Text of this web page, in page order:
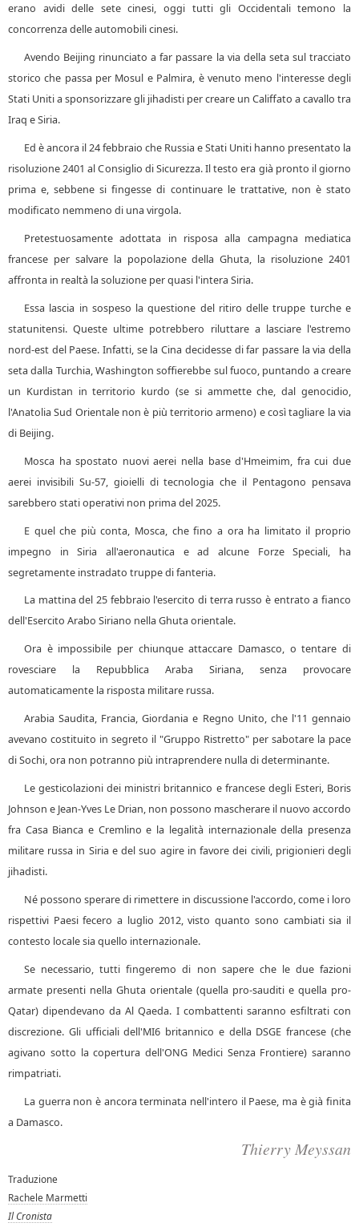
erano avidi delle sete cinesi, oggi tutti gli Occidentali temono la
concorrenza delle automobili cinesi.
Avendo Beijing rinunciato a far passare la via della seta sul tracciato
storico che passa per Mosul e Palmira, è venuto meno l'interesse degli
Stati Uniti a sponsorizzare gli jihadisti per creare un Califfato a cavallo tra
Iraq e Siria.
Ed è ancora il 24 febbraio che Russia e Stati Uniti hanno presentato la
risoluzione 2401 al Consiglio di Sicurezza. Il testo era già pronto il giorno
prima e, sebbene si fingesse di continuare le trattative, non è stato
modificato nemmeno di una virgola.
Pretestuosamente adottata in risposa alla campagna mediatica
francese per salvare la popolazione della Ghuta, la risoluzione 2401
affronta in realtà la soluzione per quasi l'intera Siria.
Essa lascia in sospeso la questione del ritiro delle truppe turche e
statunitensi. Queste ultime potrebbero riluttare a lasciare l'estremo
nord-est del Paese. Infatti, se la Cina decidesse di far passare la via della
seta dalla Turchia, Washington soffierebbe sul fuoco, puntando a creare
un Kurdistan in territorio kurdo (se si ammette che, dal genocidio,
l'Anatolia Sud Orientale non è più territorio armeno) e così tagliare la via
di Beijing.
Mosca ha spostato nuovi aerei nella base d'Hmeimim, fra cui due
aerei invisibili Su-57, gioielli di tecnologia che il Pentagono pensava
sarebbero stati operativi non prima del 2025.
E quel che più conta, Mosca, che fino a ora ha limitato il proprio
impegno in Siria all'aeronautica e ad alcune Forze Speciali, ha
segretamente instradato truppe di fanteria.
La mattina del 25 febbraio l'esercito di terra russo è entrato a fianco
dell'Esercito Arabo Siriano nella Ghuta orientale.
Ora è impossibile per chiunque attaccare Damasco, o tentare di
rovesciare la Repubblica Araba Siriana, senza provocare
automaticamente la risposta militare russa.
Arabia Saudita, Francia, Giordania e Regno Unito, che l'11 gennaio
avevano costituito in segreto il "Gruppo Ristretto" per sabotare la pace
di Sochi, ora non potranno più intraprendere nulla di determinante.
Le gesticolazioni dei ministri britannico e francese degli Esteri, Boris
Johnson e Jean-Yves Le Drian, non possono mascherare il nuovo accordo
fra Casa Bianca e Cremlino e la legalità internazionale della presenza
militare russa in Siria e del suo agire in favore dei civili, prigionieri degli
jihadisti.
Né possono sperare di rimettere in discussione l'accordo, come i loro
rispettivi Paesi fecero a luglio 2012, visto quanto sono cambiati sia il
contesto locale sia quello internazionale.
Se necessario, tutti fingeremo di non sapere che le due fazioni
armate presenti nella Ghuta orientale (quella pro-sauditi e quella pro-
Qatar) dipendevano da Al Qaeda. I combattenti saranno esfiltrati con
discrezione. Gli ufficiali dell'MI6 britannico e della DSGE francese (che
agivano sotto la copertura dell'ONG Medici Senza Frontiere) saranno
rimpatriati.
La guerra non è ancora terminata nell'intero il Paese, ma è già finita
a Damasco.
Thierry Meyssan
Traduzione
Rachele Marmetti
Il Cronista